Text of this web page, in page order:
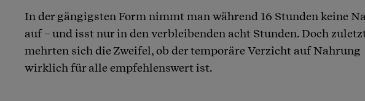
In der gängigsten Form nimmt man während 16 Stunden keine
auf – und isst nur in den verbleibenden acht Stunden. Doch
mehrten sich die Zweifel, ob der temporäre Verzicht auf Nahrung
wirklich für alle empfehlenswert ist.